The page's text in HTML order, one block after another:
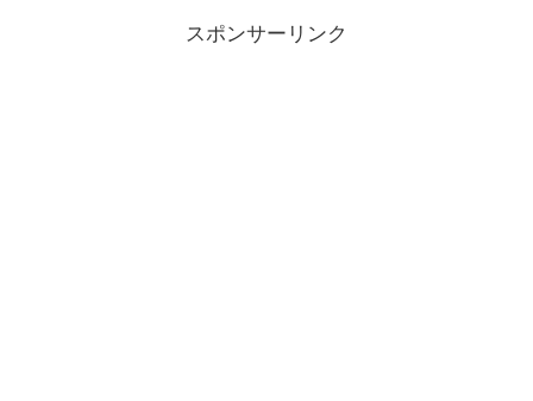
スポンサーリンク